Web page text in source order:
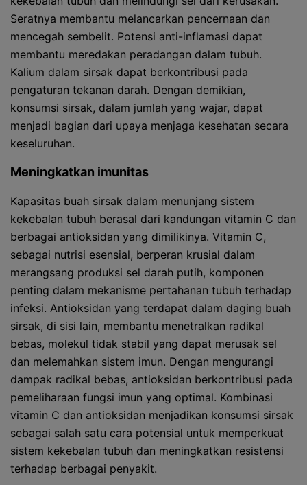
Seratnya membantu melancarkan pencernaan dan
mencegah sembelit. Potensi anti-inflamasi dapat
membantu meredakan peradangan dalam tubuh.
Kalium dalam sirsak dapat berkontribusi pada
pengaturan tekanan darah. Dengan demikian,
konsumsi sirsak, dalam jumlah yang wajar, dapat
menjadi bagian dari upaya menjaga kesehatan secara
keseluruhan.
Meningkatkan imunitas
Kapasitas buah sirsak dalam menunjang sistem
kekebalan tubuh berasal dari kandungan vitamin C dan
berbagai antioksidan yang dimilikinya. Vitamin C,
sebagai nutrisi esensial, berperan krusial dalam
merangsang produksi sel darah putih, komponen
penting dalam mekanisme pertahanan tubuh terhadap
infeksi. Antioksidan yang terdapat dalam daging buah
sirsak, di sisi lain, membantu menetralkan radikal
bebas, molekul tidak stabil yang dapat merusak sel
dan melemahkan sistem imun. Dengan mengurangi
dampak radikal bebas, antioksidan berkontribusi pada
pemeliharaan fungsi imun yang optimal. Kombinasi
vitamin C dan antioksidan menjadikan konsumsi sirsak
sebagai salah satu cara potensial untuk memperkuat
sistem kekebalan tubuh dan meningkatkan resistensi
terhadap berbagai penyakit.